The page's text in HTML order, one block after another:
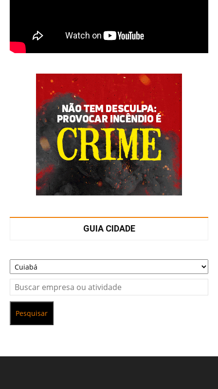
GUIA CIDADE
Pesquisar